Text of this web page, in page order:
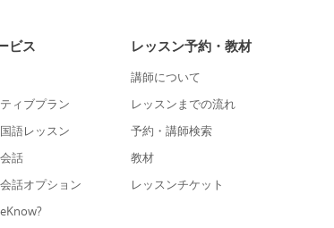
ビス
ィブプラン
語レッスン
話
話オプション
レッスン予約・教材
講師について
レッスンまでの流れ
予約・講師検索
教材
レッスンチケット